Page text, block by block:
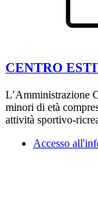
CENTRO
L’Amministrazione
minori di età
attività sportivo-
Accesso